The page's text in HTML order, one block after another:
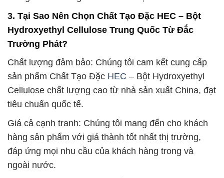
3. Tại Sao Nên Chọn Chất Tạo Đặc HEC – Bột
Hydroxyethyl Cellulose Trung Quốc Từ Đắc
Trường Phát?
Chất lượng đảm bảo: Chúng tôi cam kết cung cấp
sản phẩm Chất Tạo Đặc HEC – Bột Hydroxyethyl
Cellulose chất lượng cao từ nhà sản xuất China, đạt
tiêu chuẩn quốc tế.
Giá cả cạnh tranh: Chúng tôi mang đến cho khách
hàng sản phẩm với giá thành tốt nhất thị trường,
đáp ứng mọi nhu cầu của khách hàng trong và
ngoài nước.